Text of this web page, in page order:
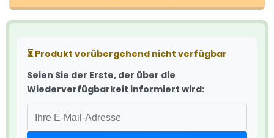
⏳Produkt vorübergehend nicht verfügbar
Seien Sie der Erste, der über die
Wiederverfügbarkeit informiert wird: